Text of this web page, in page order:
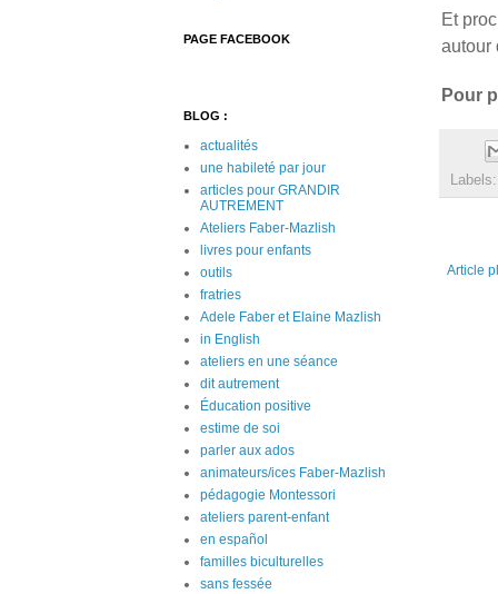
Et
autour
Pour
Article
PAGE FACEBOOK
BLOG :
actualités
une habileté par jour
articles pour GRANDIR
AUTREMENT
Ateliers Faber-Mazlish
livres pour enfants
outils
fratries
Adele Faber et Elaine Mazlish
in English
ateliers en une séance
dit autrement
Éducation positive
estime de soi
parler aux ados
animateurs/ices Faber-Mazlish
pédagogie Montessori
ateliers parent-enfant
en español
familles biculturelles
sans fessée